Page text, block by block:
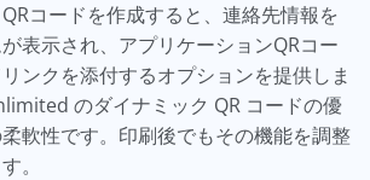
コードを作成すると、連絡先情報を
表示され、アプリケーションQRコー
ンクを添付するオプションを提供しま
のダイナミック QR コードの優
軟性です。印刷後でもその機能を調整
。